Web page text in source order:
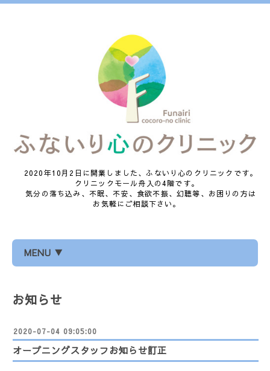
2020年10月2日に開業しました、ふないり心のクリニックです。
クリニックモール舟入の4階です。
気分の落ち込み、不眠、不安、食欲不振、幻聴等、お困りの方は
お気軽にご相談下さい。
MENU ▼
お知らせ
2020-07-04 09:05:00
オープニングスタッフお知らせ訂正